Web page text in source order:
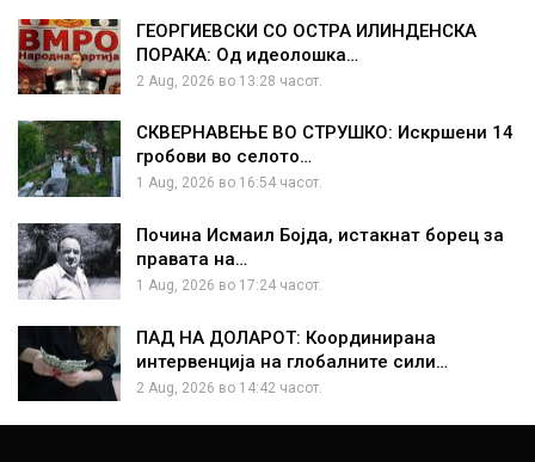
ГЕОРГИЕВСКИ СО ОСТРА ИЛИНДЕНСКА
ПОРАКА: Од идеолошка…
2 Aug, 2026 во 13:28 часот.
СКВЕРНАВЕЊЕ ВО СТРУШКО: Искршени 14
гробови во селото…
1 Aug, 2026 во 16:54 часот.
Почина Исмаил Бојда, истакнат борец за
правата на…
1 Aug, 2026 во 17:24 часот.
ПАД НА ДОЛАРОТ: Координирана
интервенција на глобалните сили…
2 Aug, 2026 во 14:42 часот.